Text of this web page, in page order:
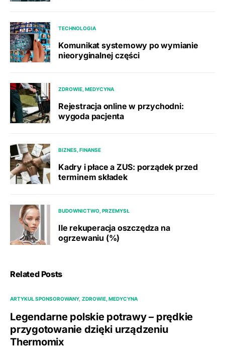
TECHNOLOGIA
Komunikat systemowy po wymianie
nieoryginalnej części
ZDROWIE, MEDYCYNA
Rejestracja online w przychodni:
wygoda pacjenta
BIZNES, FINANSE
Kadry i płace a ZUS: porządek przed
terminem składek
BUDOWNICTWO, PRZEMYSŁ
Ile rekuperacja oszczędza na
ogrzewaniu (%)
Related Posts
ARTYKUŁ SPONSOROWANY ZDROWIE, MEDYCYNA
Legendarne polskie potrawy – prędkie
przygotowanie dzięki urządzeniu
Thermomix